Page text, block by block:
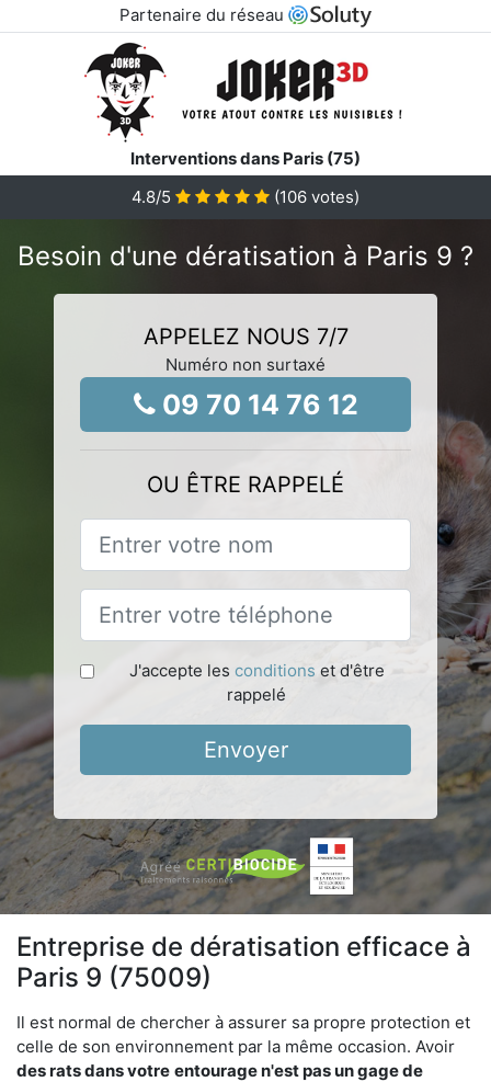
Partenaire du réseau
Interventions dans Paris (75)
4.8/5 (106 votes)
Besoin d'une dératisation à Paris 9 ?
APPELEZ NOUS 7/7
Numéro non surtaxé
09 70 14 76 12
OU ÊTRE RAPPELÉ
J'accepte les conditions et d'être
rappelé
Envoyer
Entreprise de dératisation efficace à
Paris 9 (75009)
Il est normal de chercher à assurer sa propre protection et
celle de son environnement par la même occasion. Avoir
des rats dans votre entourage n'est pas un gage de